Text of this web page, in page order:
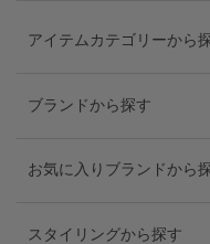
アイテムカテゴリーから
ブランドから探す
お気に入りブランドから
スタイリングから探す